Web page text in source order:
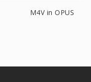
M4V in OPUS